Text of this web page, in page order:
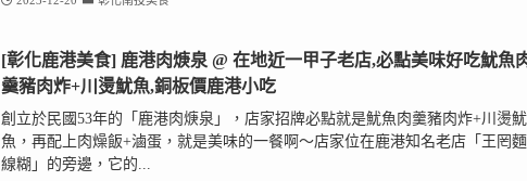
[彰化鹿港美食] 鹿港肉焿泉 @ 在地近一甲子老店,必點美味好吃魷魚
羹豬肉炸+川燙魷魚,銅板價鹿港小吃
創立於民國53年的「鹿港肉焿泉」，店家招牌必點就是魷魚肉羹豬肉炸+川燙魷
魚，再配上肉燥飯+滷蛋，就是美味的一餐啊～店家位在鹿港知名老店「王罔麵
線糊」的旁邊，它的...